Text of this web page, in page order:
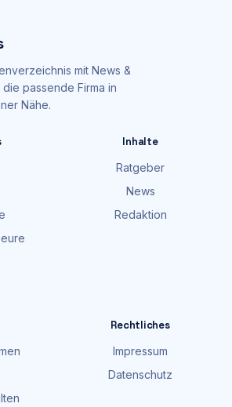
mit News &
passende Firma in
Nähe.
Inhalte
Ratgeber
News
Redaktion
Rechtliches
Impressum
Datenschutz